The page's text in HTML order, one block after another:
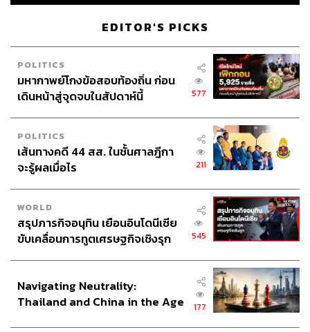
EDITOR'S PICKS
POLITICS
มหากาพย์โกงข้อสอบท้องถิ่น ก่อน
เดินหน้าสู่จุดจบในสัปดาห์นี้
577
POLITICS
เส้นทางคดี 44 สส. ในชั้นศาลฎีกา
จะรู้ผลเมื่อไร
211
WORLD
สรุปภารกิจอนุทิน เยือนอินโดนีเซีย
ขับเคลื่อนการทูตเศรษฐกิจเชิงรุก
545
Navigating Neutrality:
Thailand and China in the Age
177